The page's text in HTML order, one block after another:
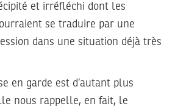
et irréfléchi dont les
se traduire par une
dans une situation déjà très
en garde est d’autant plus
nous rappelle, en fait, le